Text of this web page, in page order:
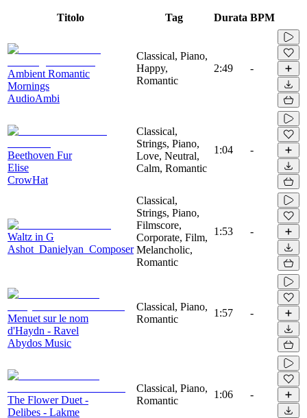
Titolo Tag Durata BPM
Ambient Romantic
Mornings
AudioAmbi
Classical, Piano,
Happy,
Romantic
2:49 -
Beethoven Fur
Elise
CrowHat
Classical,
Strings, Piano,
Love, Neutral,
Calm, Romantic
1:04 -
Waltz in G
Ashot_Danielyan_Composer
Classical,
Strings, Piano,
Filmscore,
Corporate, Film,
Melancholic,
Romantic
1:53 -
Menuet sur le nom
d'Haydn - Ravel
Abydos Music
Classical, Piano,
Romantic
1:57 -
The Flower Duet -
Delibes - Lakme
Classical, Piano,
Romantic
1:06 -